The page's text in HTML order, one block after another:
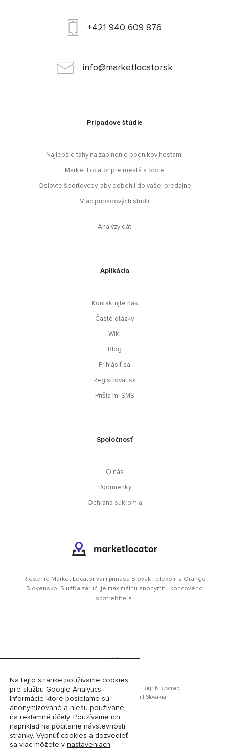
+421 940 609 876
info@marketlocator.sk
Prípadove štúdie
Najlepšie ťahy na zaplnenie podnikov hosťami
Market Locator pre mestá a obce
Oslovte športovcov, aby dobehli do vašej predajne
Viac prípadových štúdií
Analýzy dát
Aplikácia
Kontaktujte nás
Časté otázky
Wiki
Blog
Prihlásiť sa
Registrovať sa
Prišla mi SMS
Spoločnosť
O nás
Podmienky
Ochrana súkromia
Riešenie Market Locator vám prináša Slovak Telekom s Orange
Slovensko. Služba zaručuje maximálnu anonymitu koncového
spotrebiteľa.
©
Slovak Telekom, a.s. 2013 - 2020 | All Rights Reserved
Bajkalská 28, 817 62 Bratislava I Slovakia
Na tejto stránke používame cookies
pre službu Google Analytics.
Informácie ktoré posielame sú
anonymizované a niesu používané
na reklamné účely. Používame ich
napríklad na počítanie návštevnosti
stránky. Vypnúť cookies a dozvedieť
sa viac môžete v nastaveniach.